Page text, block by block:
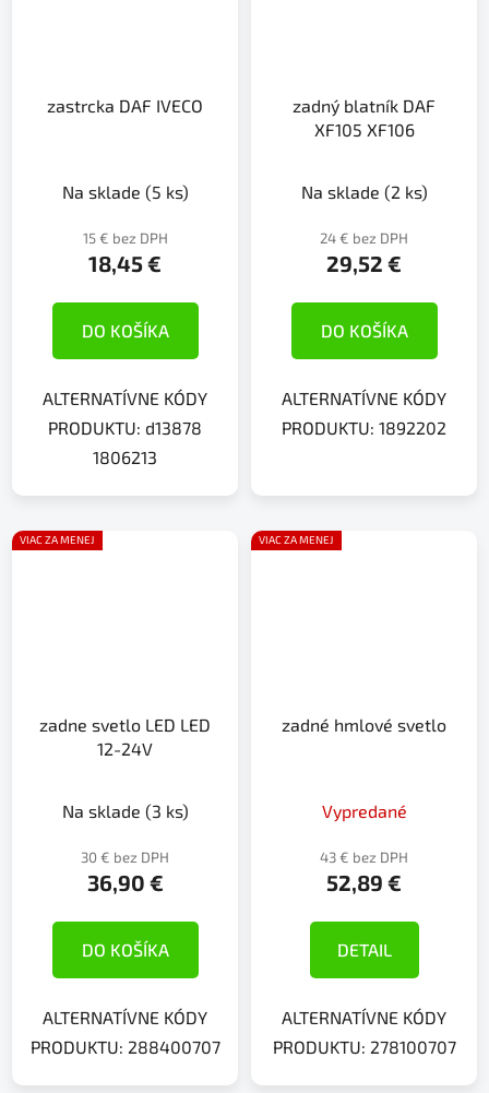
zastrcka DAF IVECO
Na sklade (5 ks)
15 € bez DPH
18,45 €
DO KOŠÍKA
ALTERNATÍVNE KÓDY
PRODUKTU: d13878
1806213
zadný blatník DAF
XF105 XF106
Na sklade (2 ks)
24 € bez DPH
29,52 €
DO KOŠÍKA
ALTERNATÍVNE KÓDY
PRODUKTU: 1892202
VIAC ZA MENEJ
zadne svetlo LED LED
12-24V
Na sklade (3 ks)
30 € bez DPH
36,90 €
DO KOŠÍKA
ALTERNATÍVNE KÓDY
PRODUKTU: 288400707
VIAC ZA MENEJ
zadné hmlové svetlo
Vypredané
43 € bez DPH
52,89 €
DETAIL
ALTERNATÍVNE KÓDY
PRODUKTU: 278100707